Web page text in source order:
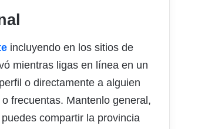
incluyendo en los sitios de
mientras ligas en línea en un
o directamente a alguien
frecuentas. Mantenlo general,
compartir la provincia